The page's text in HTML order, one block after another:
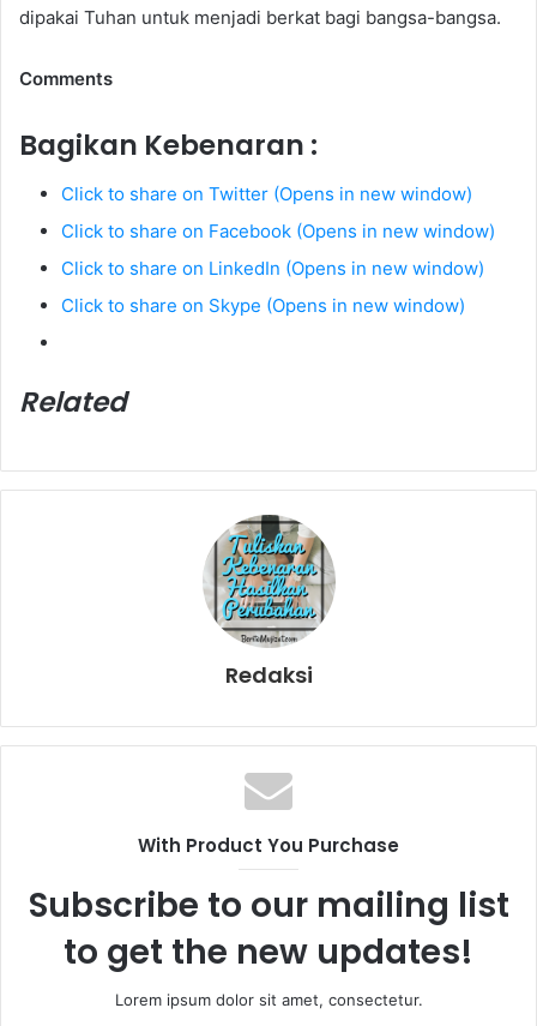
dipakai Tuhan untuk menjadi berkat bagi bangsa-bangsa.
Comments
Bagikan Kebenaran :
Click to share on Twitter (Opens in new window)
Click to share on Facebook (Opens in new window)
Click to share on LinkedIn (Opens in new window)
Click to share on Skype (Opens in new window)
Related
Redaksi
With Product You Purchase
Subscribe to our mailing list
to get the new updates!
Lorem ipsum dolor sit amet, consectetur.